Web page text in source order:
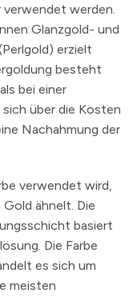
werden.
Glanzgold- und
erzielt
besteht
bei einer
über die Kosten
Nachahmung der
verwendet wird,
ähnelt. Die
basiert
Die Farbe
es sich um
meisten